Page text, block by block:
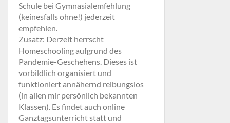
Schule bei Gymnasialemfehlung
(keinesfalls ohne!) jederzeit
empfehlen.
Zusatz: Derzeit herrscht
Homeschooling aufgrund des
Pandemie-Geschehens. Dieses ist
vorbildlich organisiert und
funktioniert annähernd reibungslos
(in allen mir persönlich bekannten
Klassen). Es findet auch online
Ganztagsunterricht statt und